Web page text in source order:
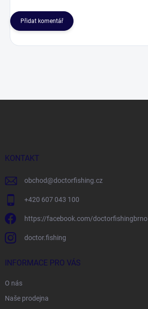
Přidat komentář
KONTAKT
obchod@doctorfishing.cz
+420 607 043 100
https://facebook.com/doctorfishingbrno
doctor.fishing
INFORMACE PRO VÁS
O nás
Naše prodejna